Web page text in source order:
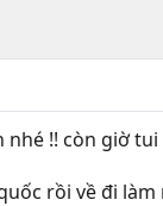
!! còn giờ
rồi về đi